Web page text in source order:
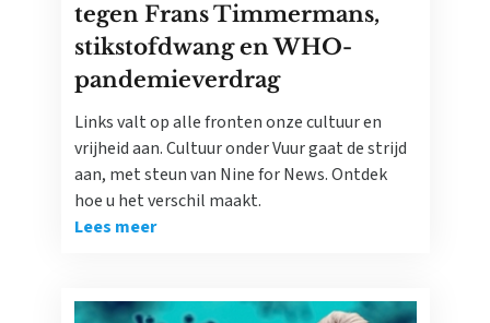
tegen Frans Timmermans,
stikstofdwang en WHO-
pandemieverdrag
Links valt op alle fronten onze cultuur en
vrijheid aan. Cultuur onder Vuur gaat de strijd
aan, met steun van Nine for News. Ontdek
hoe u het verschil maakt.
Lees meer